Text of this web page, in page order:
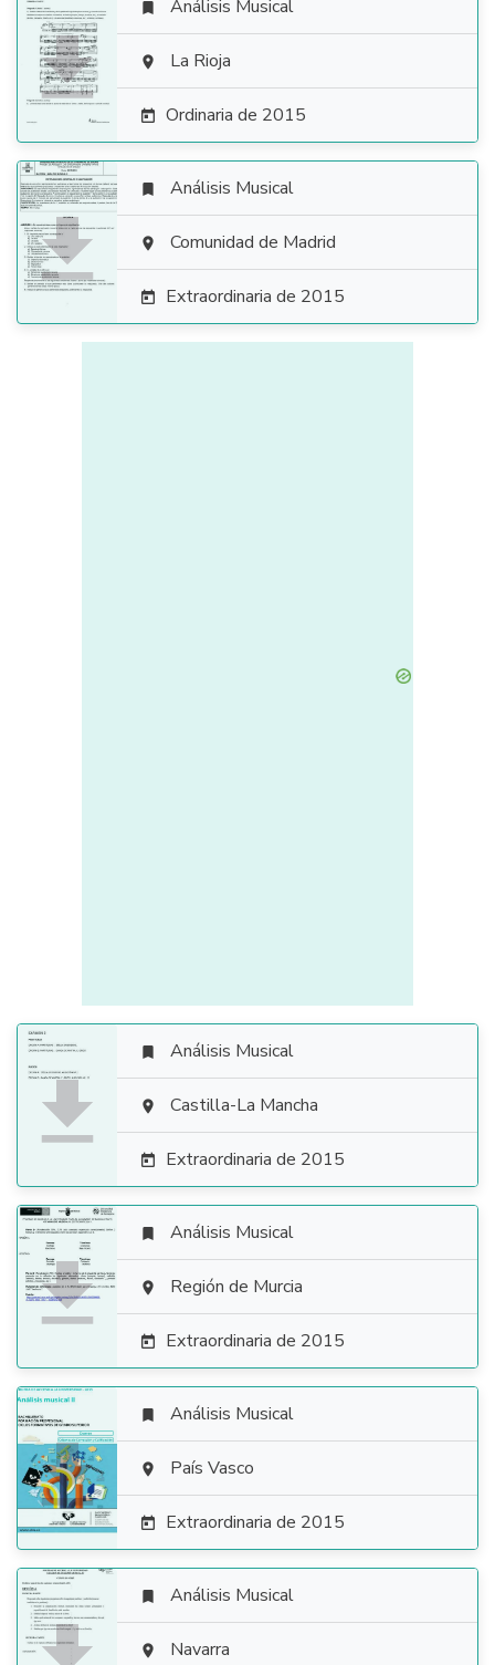

 Análisis Musical
 La Rioja
 Ordinaria de 2015

 Análisis Musical
 Comunidad de Madrid
 Extraordinaria de 2015

 Análisis Musical
 Castilla-La Mancha
 Extraordinaria de 2015

 Análisis Musical
 Región de Murcia
 Extraordinaria de 2015

 Análisis Musical
 País Vasco
 Extraordinaria de 2015
 Análisis Musical
 Navarra